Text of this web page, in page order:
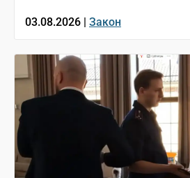
03.08.2026 | Закон